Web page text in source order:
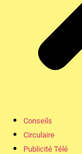
Conseils
Circulaire
Publicité Télé